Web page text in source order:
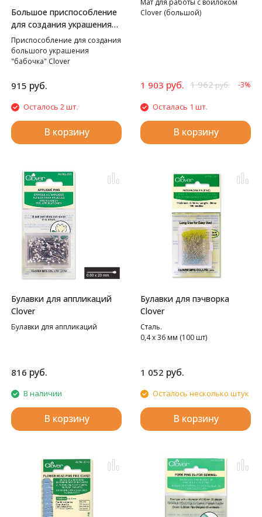
Большое приспособление
для создания украшения
Бабочка Clover
Приспособление для создания
большого украшения
"бабочка" Clover
915 руб.
Осталось 2 шт.
В корзину
Мат для работы с войлоком
Clover (большой)
1 903 руб. 1 962руб. -3%
Осталась 1 шт.
В корзину
Булавки для аппликаций
Clover
Булавки для аппликаций
816 руб.
В наличии
В корзину
Булавки для пэчворка
Clover
Сталь.
0,4 х 36 мм (100 шт)
1 052 руб.
Осталось несколько штук
В корзину